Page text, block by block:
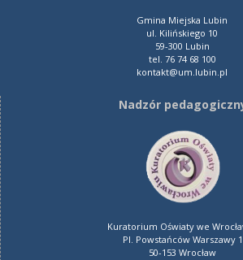
Gmina Miejska Lubin
ul. Kilińskiego 10
59-300 Lubin
tel. 76 74 68 100
kontakt@um.lubin.pl
Nadzór
Kuratorium Oświaty we
Pl. Powstańców Warszawy 1
50-153 Wrocław